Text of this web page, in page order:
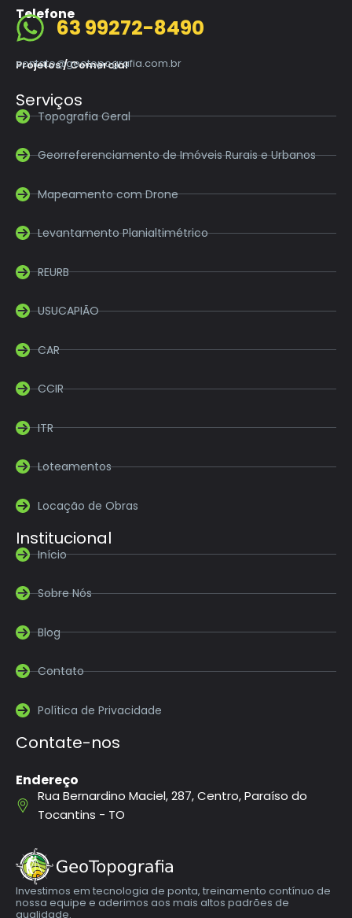
Telefone
63 99272-8490
Projetos / Comercial
contato@geotopografia.com.br
Serviços
Topografia Geral
Georreferenciamento de Imóveis Rurais e Urbanos
Mapeamento com Drone
Levantamento Planialtimétrico
REURB
USUCAPIÃO
CAR
CCIR
ITR
Loteamentos
Locação de Obras
Institucional
Início
Sobre Nós
Blog
Contato
Política de Privacidade
Contate-nos
Endereço
Rua Bernardino Maciel, 287, Centro, Paraíso do
Tocantins - TO
Investimos em tecnologia de ponta, treinamento contínuo de
nossa equipe e aderimos aos mais altos padrões de
qualidade.